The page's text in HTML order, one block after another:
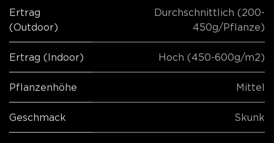
Ertrag
(Outdoor)
Durchschnittlich (200-
450g/Pflanze)
Ertrag (Indoor) Hoch (450-600g/m2)
Pflanzenhöhe Mittel
Geschmack Skunk